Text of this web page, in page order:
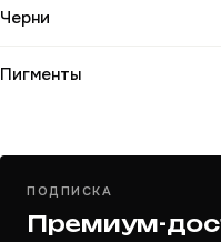
Черни
Пигменты
ПОДПИСКА
Премиум-